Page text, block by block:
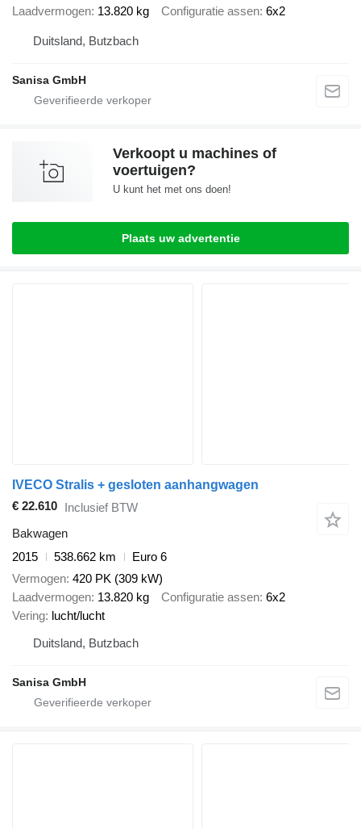
Laadvermogen 13.820 kg Configuratie assen 6x2
Duitsland, Butzbach
Sanisa GmbH
Verkoopt u machines of
voertuigen?
U kunt het met ons doen!
Plaats uw advertentie
IVECO Stralis + gesloten aanhangwagen
€ 22.610 Inclusief BTW
Bakwagen
2015
538.662 km
Euro 6
Vermogen 420 PK (309 kW)
Laadvermogen 13.820 kg Configuratie assen 6x2
Vering lucht/lucht
Duitsland, Butzbach
Sanisa GmbH